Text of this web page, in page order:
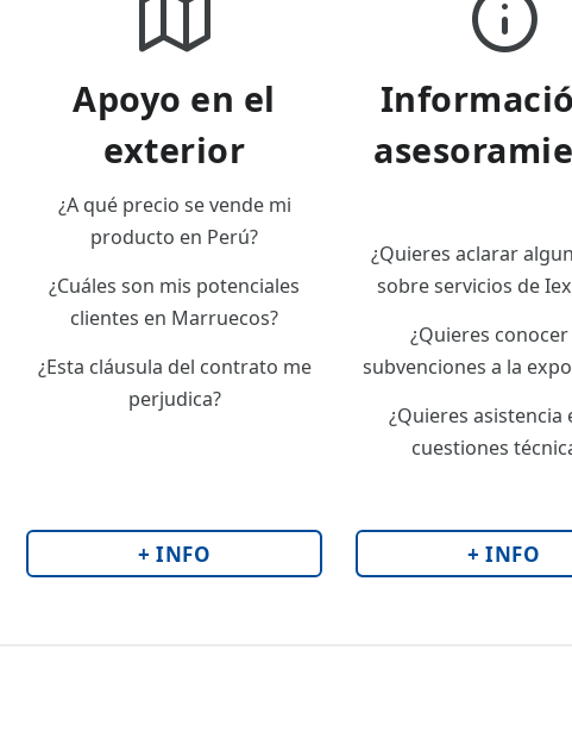
Apoyo en el
exterior
¿A qué precio se vende mi
producto en Perú?
¿Cuáles son mis potenciales
clientes en Marruecos?
¿Esta cláusula del contrato me
perjudica?
¿Quieres aclarar
sobre servicios de
¿Quieres conocer
subvenciones a la
¿Quieres asistencia
cuestiones
+ INFO + INFO